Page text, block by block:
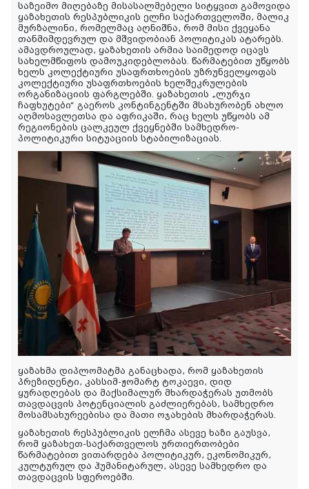
საზეიმო მიღებაზე მისასალმებელი სიტყვით გამოვიდა
ყაზახეთის რესპუბლიკის ელჩი საქართველოში, მალიკ
მურზალინი, რომელმაც აღნიშნა, რომ მისი ქვეყანა
თანმიმდევრულ და მშვიდობიან პოლიტიკას ატარებს.
ამავდროულად, ყაზახეთის არმია საიმედოდ იცავს
სახელმწიფოს დამოუკიდებლობას. წარმატებით უწყობს
ხელს კოლექტიური უსაფრთხოების უზრუნველყოფას
კოლექტიური უსაფრთხოების ხელშეკრულების
ორგანიზაციის ფარგლებში. ყაზახეთის „ლურჯი
ჩაფხუტები“ გაეროს კონტინგენტში მსახურობენ ახლო
აღმოსავლეთსა და აფრიკაში, რაც ხელს უწყობს ამ
რეგიონების ცალკეულ ქვეყნებში სამხედრო-
პოლიტიკური სიტუაციის სტაბილიზაციას.
ყაზახმა დიპლომატმა განაცხადა, რომ ყაზახეთის
პრეზიდენტი, კასსიმ-ჟომარტ ტოკაევი, დიდ
ყურადღებას და მაქსიმალურ მხარდაჭერას უთმობს
თავდაცვის პოტენციალის გაძლიერებას, სამხედრო
მოსამსახურეებისა და მათი ოჯახების მხარდაჭერას.
ყაზახეთის რესპუბლიკის ელჩმა ასევე ხაზი გაუსვა,
რომ ყაზახეთ-საქართველოს ურთიერთობები
წარმატებით ვითარდება პოლიტიკურ, ეკონომიკურ,
კულტურულ და ჰუმანიტარულ, ასევე სამხედრო და
თავდაცვის სფეროებში.